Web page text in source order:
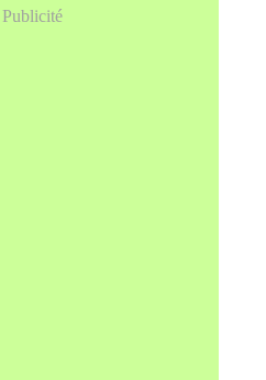
Publicité